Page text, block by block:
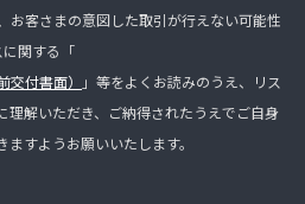
お客さまの意図した取引が行えない可能性
に関する「
付書面）
」等をよくお読みのうえ、リス
理解いただき、ご納得されたうえでご自身
すようお願いいたします。